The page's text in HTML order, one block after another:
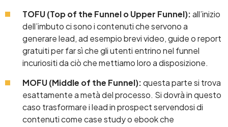
TOFU (Top of the Funnel o Upper Funnel):all’inizio
dell’imbuto ci sono i contenuti che servono a
generare lead, ad esempio brevi video, guide o report
gratuiti per far sì che gli utenti entrino nel funnel
incuriositi da ciò che mettiamo loro a disposizione.
MOFU (Middle of the Funnel):questa parte si trova
esattamente a metà del processo. Si dovrà in questo
caso trasformare i lead in prospect servendosi di
contenuti come case study o ebook che